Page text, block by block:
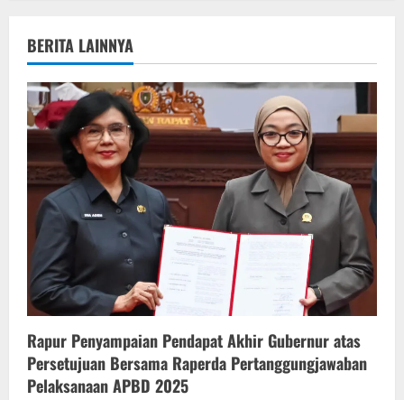
v
i
g
a
t
i
o
n
BERITA LAINNYA
Rapur Penyampaian Pendapat Akhir Gubernur atas
Persetujuan Bersama Raperda Pertanggungjawaban
Pelaksanaan APBD 2025